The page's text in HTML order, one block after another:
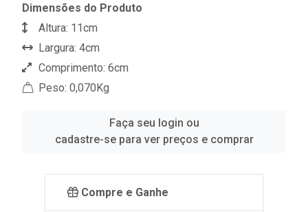
Dimensões do Produto
Altura: 11cm
Largura: 4cm
Comprimento: 6cm
Peso: 0,070Kg
Faça seu login ou
cadastre-se para ver preços e comprar
Compre e Ganhe